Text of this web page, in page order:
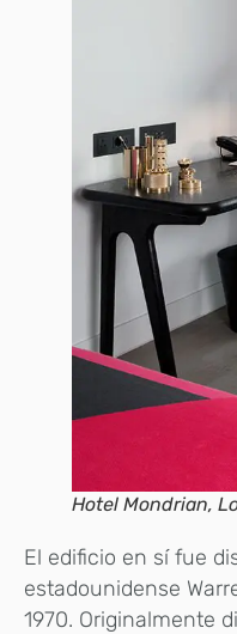
Hotel Mondrian,
El edificio en sí fue
estadounidense
1970. Originalmente